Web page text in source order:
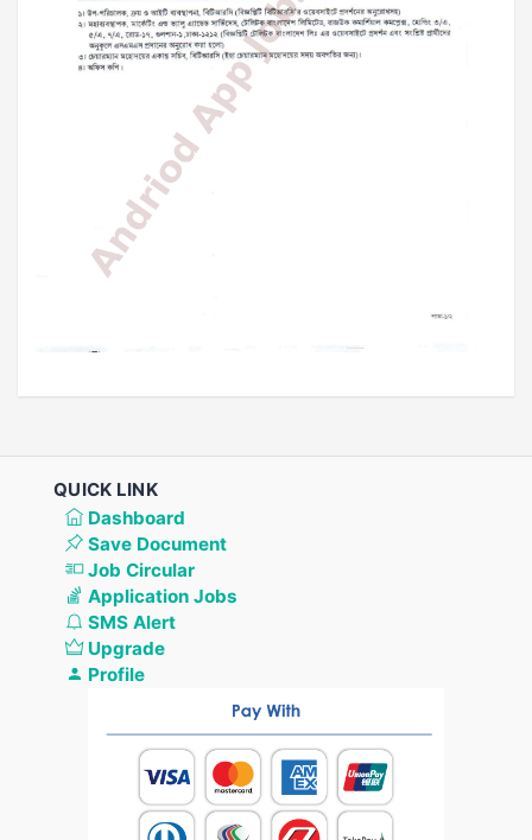
QUICK LINK
Dashboard
Save Document
Job Circular
Application Jobs
SMS Alert
Upgrade
Profile